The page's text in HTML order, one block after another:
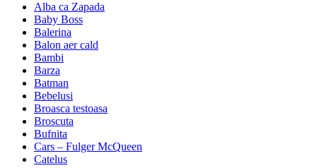
Alba ca Zapada
Baby Boss
Balerina
Balon aer cald
Bambi
Barza
Batman
Bebelusi
Broasca testoasa
Broscuta
Bufnita
Cars – Fulger McQueen
Catelus